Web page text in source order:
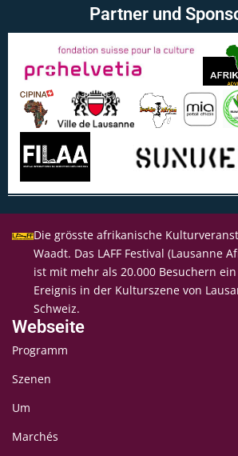
Partner und
Die grösste afrikanische
Waadt. Das LAFF Festival (Lausanne
ist mit mehr als 20.000 Besuchern
Ereignis in der Kulturszene von
Schweiz.
Webseite
Programm
Szenen
Um
Marchés